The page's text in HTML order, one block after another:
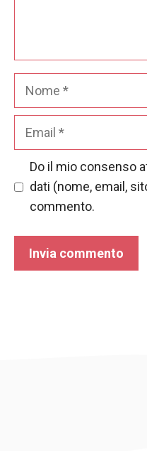
Do il mio consenso
dati (nome, email,
commento.